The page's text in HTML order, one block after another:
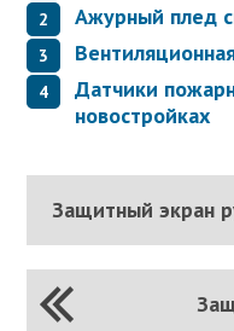
Ажурный плед
Датчики
новостройках
Защитный экран